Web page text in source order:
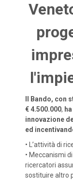
Il Bando, con
€ 4.500.000,
innovazione
ed
• L’attività di
• Meccanismi
ricercatori
sostituire altro